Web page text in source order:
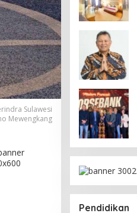
Sulawesi
Mewengkang
Pendidikan